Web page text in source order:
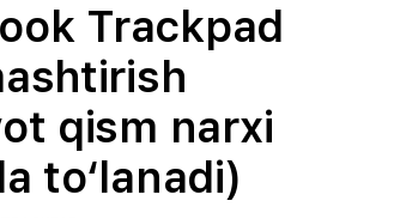
Trackpad
qism narxi
to‘lanadi)